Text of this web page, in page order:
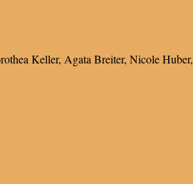
Keller, Agata Breiter, Nicole Huber,